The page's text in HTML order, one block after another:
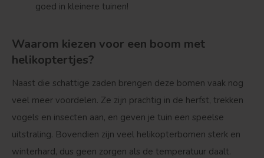
goed in kleinere tuinen!
Waarom kiezen voor een boom met
helikoptertjes?
Naast die schattige zaden brengen deze bomen vaak nog
veel meer voordelen. Ze zijn prachtig in de herfst, trekken
vogels en insecten aan, en geven je tuin een speelse
uitstraling. Bovendien zijn veel helikopterbomen sterk en
winterhard, dus geen zorgen als de temperatuur daalt.